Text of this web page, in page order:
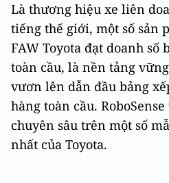
Là thương hiệu xe liên
tiếng thế giới, một số sản
FAW Toyota đạt doanh số
toàn cầu, là nền tảng
vươn lên dẫn đầu bảng
hàng toàn cầu.
chuyên sâu trên một số
nhất của Toyota.